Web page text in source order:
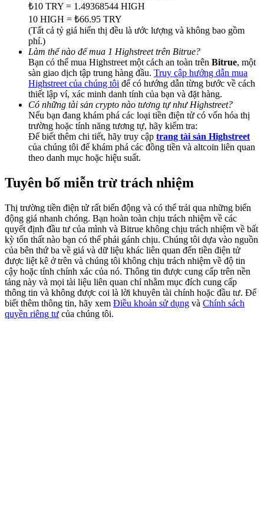
Share 500000 CASHCAT prize pool
Exclusive for BitMart Users
Register & Trade to Win 500,000 USDT
Precious Metals Trading Carnival
Trade Gold & Silver · 33,333 USDT Bonus
USDT New User Exclusive 10% APR
USDT Flexible Staking | Daily Rewards
New Listing Futures Fest
Trade New Futures, Win 200,000 USDT
₺10 TRY = 1.49368544 HIGH
10 HIGH = ₺66.95 TRY
(Tất cả tỷ giá hiển thị đều là ước lượng và không bao gồm
phí.)
Làm thế nào để mua 1 Highstreet trên Bitrue?
Bạn có thể mua Highstreet một cách an toàn trên Bitrue, một
sàn giao dịch tập trung hàng đầu. Truy cập hướng dẫn mua
Highstreet của chúng tôi để có hướng dẫn từng bước về cách
thiết lập ví, xác minh danh tính của bạn và đặt hàng.
Có những tài sản crypto nào tương tự như Highstreet?
Nếu bạn đang khám phá các loại tiền điện tử có vốn hóa thị
trường hoặc tính năng tương tự, hãy kiểm tra:
Để biết thêm chi tiết, hãy truy cập trang tài sản Highstreet
của chúng tôi để khám phá các đồng tiền và altcoin liên quan
theo danh mục hoặc hiệu suất.
Tuyên bố miễn trừ trách nhiệm
Thị trường tiền điện tử rất biến động và có thể trải qua những biến
động giá nhanh chóng. Bạn hoàn toàn chịu trách nhiệm về các
quyết định đầu tư của mình và Bitrue không chịu trách nhiệm về bất
kỳ tổn thất nào bạn có thể phải gánh chịu. Chúng tôi dựa vào nguồn
của bên thứ ba về giá và dữ liệu khác liên quan đến tiền điện tử
được liệt kê ở trên và chúng tôi không chịu trách nhiệm về độ tin
cậy hoặc tính chính xác của nó. Thông tin được cung cấp trên nền
tảng này và mọi tài liệu liên quan chỉ nhằm mục đích cung cấp
thông tin và không được coi là lời khuyên tài chính hoặc đầu tư. Để
biết thêm thông tin, hãy xem Điều khoản sử dụng và Chính sách
quyền riêng tư của chúng tôi.